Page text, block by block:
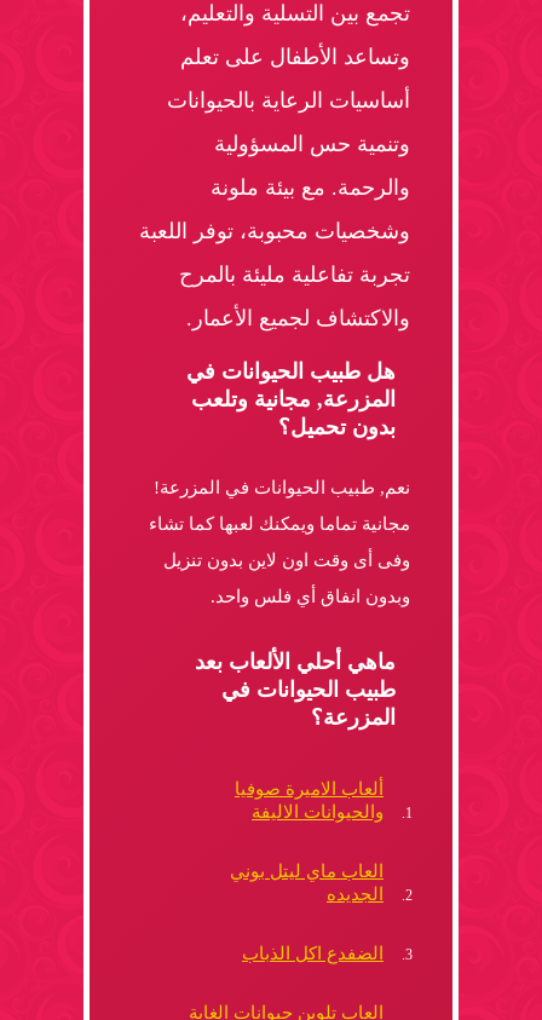
تجمع بين التسلية والتعليم،
وتساعد الأطفال على تعلم
أساسيات الرعاية بالحيوانات
وتنمية حس المسؤولية
والرحمة. مع بيئة ملونة
وشخصيات محبوبة، توفر اللعبة
تجربة تفاعلية مليئة بالمرح
والاكتشاف لجميع الأعمار.
هل طبيب الحيوانات في
المزرعة, مجانية وتلعب
بدون تحميل؟
نعم, طبيب الحيوانات في المزرعة!
مجانية تماما ويمكنك لعبها كما تشاء
وفى أى وقت اون لاين بدون تنزيل
وبدون انفاق أي فلس واحد.
ماهي أحلي الألعاب بعد
طبيب الحيوانات في
المزرعة؟
ألعاب الاميرة صوفيا
والحيوانات الاليفة
العاب ماي ليتل بوني
الجديده
الضفدع اكل الذباب
العاب تلوين حيوانات الغابة